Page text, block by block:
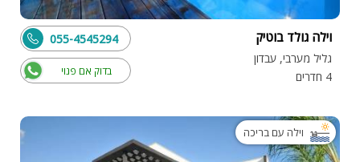
וילה גולד בוטיק
גליל מערבי, עבדון
4 חדרים
בדוק אם פנוי
055-4545294
וילה עם בריכה